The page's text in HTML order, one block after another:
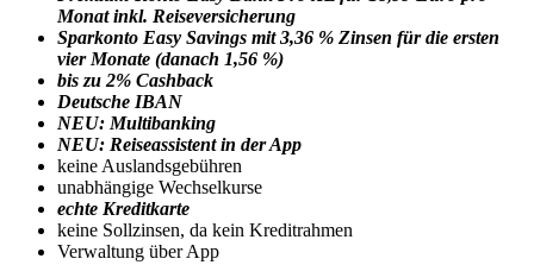
Monat inkl. Reiseversicherung
Sparkonto Easy Savings mit 3,36 % Zinsen für die ersten
vier Monate (danach 1,56 %)
bis zu 2% Cashback
Deutsche IBAN
NEU: Multibanking
NEU: Reiseassistent in der App
keine Auslandsgebühren
unabhängige Wechselkurse
echte Kreditkarte
keine Sollzinsen, da kein Kreditrahmen
Verwaltung über App